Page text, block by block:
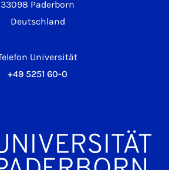
33098 Paderborn
Deutschland
Universität
+49 5251 60-0